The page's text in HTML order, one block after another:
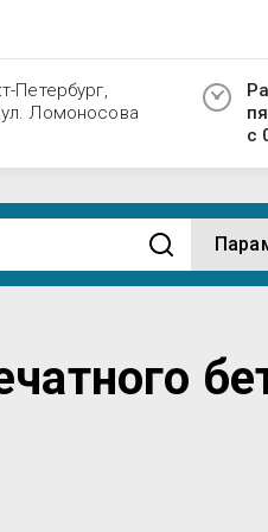
Петербург,
Ломоносова
с